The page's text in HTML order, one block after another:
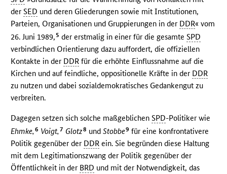
derSED und deren Gliederungen sowie mit Institutionen,
Parteien, Organisationen und Gruppierungen in der DDR« vom
26. Juni 1989,5 der erstmalig in einer für die gesamteSPD
verbindlichen Orientierung dazu auffordert, die offiziellen
Kontakte in der DDR für die erhöhte Einflussnahme auf die
Kirchen und auf feindliche, oppositionelle Kräfte in der DDR
zu nutzen und dabei sozialdemokratisches Gedankengut zu
verbreiten.
Dagegen setzen sich solche maßgeblichenSPD-Politiker wie
Ehmke, 6 Voigt, 7 Glotz8 undStobbe9 für eine konfrontativere
Politik gegenüber der DDR ein. Sie begründen diese Haltung
mit dem Legitimationszwang der Politik gegenüber der
Öffentlichkeit in der BRD und mit der Notwendigkeit, das